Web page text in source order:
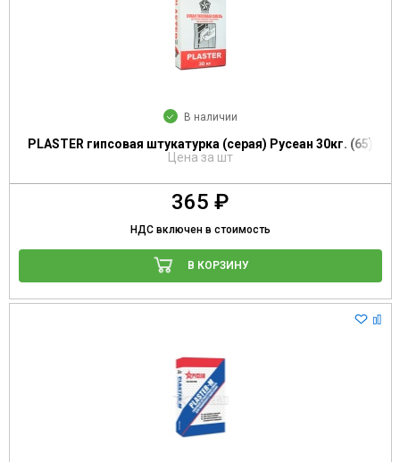
В наличии
PLASTER гипсовая штукатурка (серая) Русеан 30кг. (65)
Цена за шт
365 ₽
НДС включен в стоимость
В КОРЗИНУ